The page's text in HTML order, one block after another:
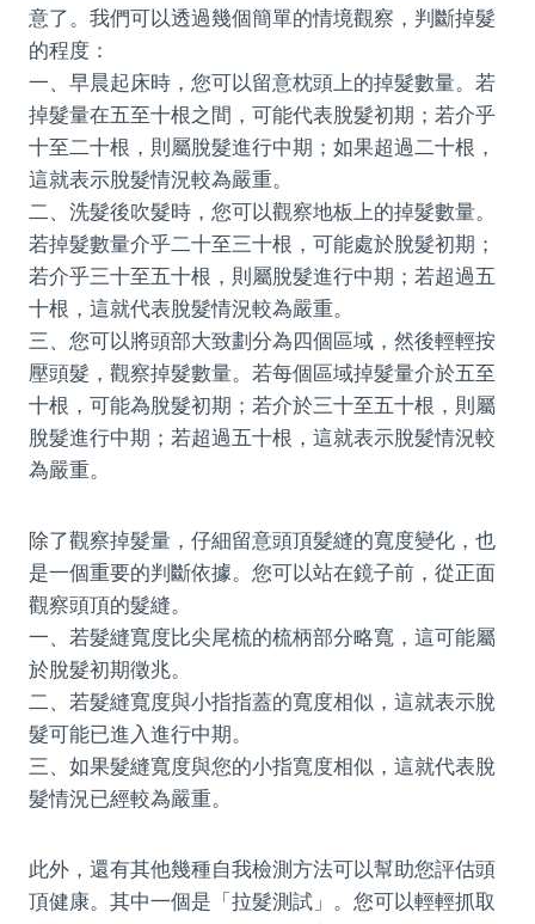
意了。我們可以透過幾個簡單的情境觀察，判斷掉髮
的程度：
一、早晨起床時，您可以留意枕頭上的掉髮數量。若
掉髮量在五至十根之間，可能代表脫髮初期；若介乎
十至二十根，則屬脫髮進行中期；如果超過二十根，
這就表示脫髮情況較為嚴重。
二、洗髮後吹髮時，您可以觀察地板上的掉髮數量。
若掉髮數量介乎二十至三十根，可能處於脫髮初期；
若介乎三十至五十根，則屬脫髮進行中期；若超過五
十根，這就代表脫髮情況較為嚴重。
三、您可以將頭部大致劃分為四個區域，然後輕輕按
壓頭髮，觀察掉髮數量。若每個區域掉髮量介於五至
十根，可能為脫髮初期；若介於三十至五十根，則屬
脫髮進行中期；若超過五十根，這就表示脫髮情況較
為嚴重。
除了觀察掉髮量，仔細留意頭頂髮縫的寬度變化，也
是一個重要的判斷依據。您可以站在鏡子前，從正面
觀察頭頂的髮縫。
一、若髮縫寬度比尖尾梳的梳柄部分略寬，這可能屬
於脫髮初期徵兆。
二、若髮縫寬度與小指指蓋的寬度相似，這就表示脫
髮可能已進入進行中期。
三、如果髮縫寬度與您的小指寬度相似，這就代表脫
髮情況已經較為嚴重。
此外，還有其他幾種自我檢測方法可以幫助您評估頭
頂健康。其中一個是「拉髮測試」。您可以輕輕抓取